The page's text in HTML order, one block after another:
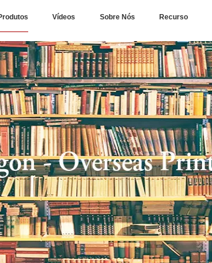
Vídeos Sobre Nós Recurso